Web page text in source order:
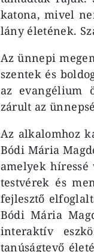
katona, mivel
lány életének.
Az ünnepi
szentek és
az evangélium
zárult az
Az alkalomhoz
Bódi Mária
amelyek
testvérek és
fejlesztő
Bódi Mária
interaktív
tanúságtevő